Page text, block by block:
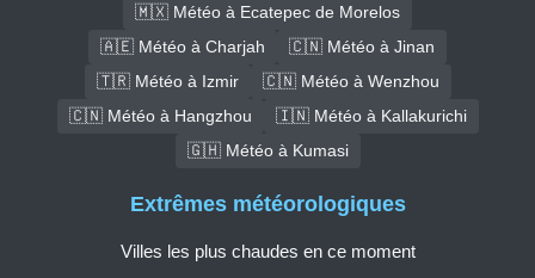
🇲🇽 Météo à Ecatepec de Morelos
🇦🇪 Météo à Charjah
🇨🇳 Météo à Jinan
🇹🇷 Météo à Izmir
🇨🇳 Météo à Wenzhou
🇨🇳 Météo à Hangzhou
🇮🇳 Météo à Kallakurichi
🇬🇭 Météo à Kumasi
Extrêmes météorologiques
Villes les plus chaudes en ce moment